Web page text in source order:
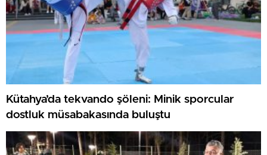
Kütahya’da tekvando şöleni: Minik sporcular
dostluk müsabakasında buluştu